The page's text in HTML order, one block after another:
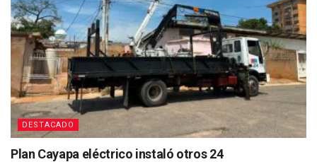
DESTACADO
Plan Cayapa eléctrico instaló otros 24